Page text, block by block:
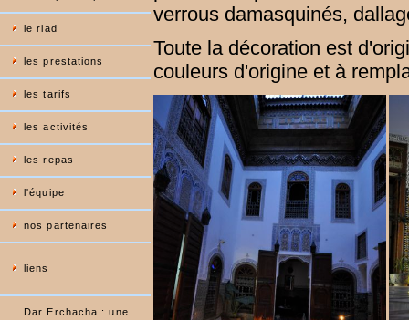
le riad
les prestations
les tarifs
les activités
les repas
l'équipe
nos partenaires
liens
Dar Erchacha : une
verrous damasquinés,
Toute la décoration est
couleurs d'origine et à